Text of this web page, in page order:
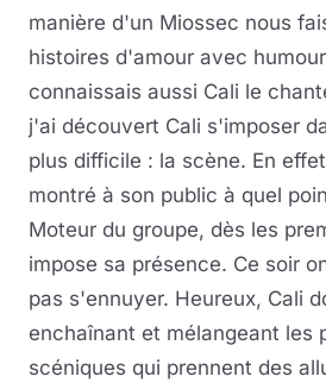
manière d'un Miossec nous
histoires d'amour avec
connaissais aussi Cali le
j'ai découvert Cali s'imposer
plus difficile : la scène. En
montré à son public à quel
Moteur du groupe, dès les
impose sa présence. Ce soir
pas s'ennuyer. Heureux, Cali
enchaînant et mélangeant les
scéniques qui prennent des